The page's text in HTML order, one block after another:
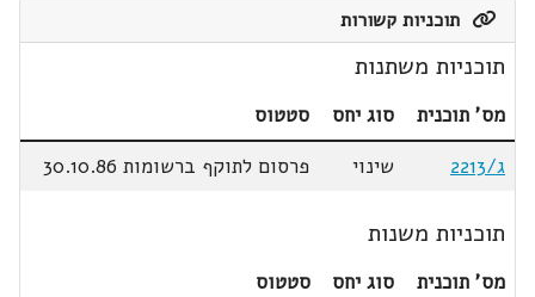
תוכניות קשורות
תוכניות משתנות
מס' תוכנית סוג יחס
סטטוס
ג/2213
שינוי פרסום לתוקף ברשומות 30.10.86
תוכניות משנות
מס' תוכנית סוג יחס
סטטוס